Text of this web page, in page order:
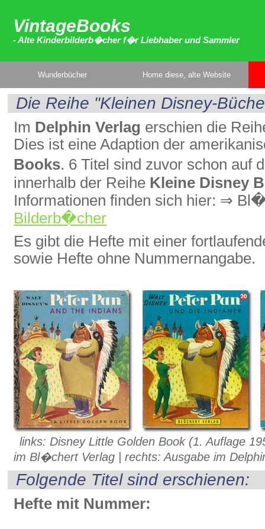
VintageBooks
- Alte Kinderbilderb�cher f�r Liebhaber und Sammler
Wunderbücher Home diese, alte Website
Die Reihe "Kleinen Disney-
Im Delphin Verlag erschien die
Dies ist eine Adaption der
Books. 6 Titel sind zuvor schon auf
innerhalb der Reihe Kleine Disney
Informationen finden sich hier: ⇒
Bilderb�cher
Es gibt die Hefte mit einer
sowie Hefte ohne Nummernangabe.
links: Disney Little Golden Book (1. Auflage
im Bl�chert Verlag | rechts: Ausgabe im
Folgende Titel sind erschienen:
Hefte mit Nummer: